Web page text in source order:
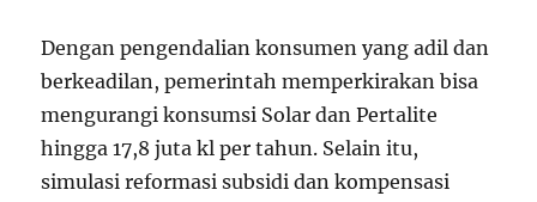
Dengan pengendalian konsumen yang adil dan
berkeadilan, pemerintah memperkirakan bisa
mengurangi konsumsi Solar dan Pertalite
hingga 17,8 juta kl per tahun. Selain itu,
simulasi reformasi subsidi dan kompensasi